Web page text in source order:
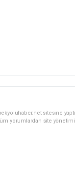
sitesine
yorumlardan site